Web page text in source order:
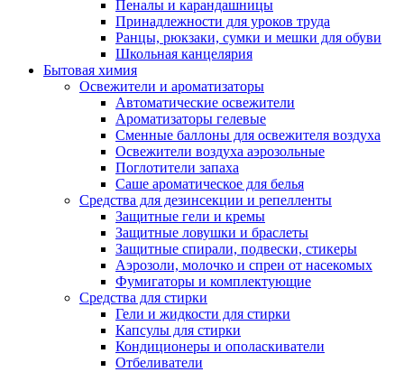
Пеналы и карандашницы
Принадлежности для уроков труда
Ранцы, рюкзаки, сумки и мешки для обуви
Школьная канцелярия
Бытовая химия
Освежители и ароматизаторы
Автоматические освежители
Ароматизаторы гелевые
Сменные баллоны для освежителя воздуха
Освежители воздуха аэрозольные
Поглотители запаха
Саше ароматическое для белья
Средства для дезинсекции и репелленты
Защитные гели и кремы
Защитные ловушки и браслеты
Защитные спирали, подвески, стикеры
Аэрозоли, молочко и спреи от насекомых
Фумигаторы и комплектующие
Средства для стирки
Гели и жидкости для стирки
Капсулы для стирки
Кондиционеры и ополаскиватели
Отбеливатели